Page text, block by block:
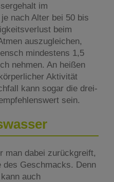
im
nach Alter bei 50 bis
beim
auszugleichen,
mindestens 1,5
nehmen. An heißen
Aktivität
kann sogar die drei-
sein.
man dabei zurückgreift,
Geschmacks. Denn
auch